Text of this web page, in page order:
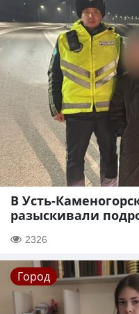
В Усть-
разыскивали
2326
Город